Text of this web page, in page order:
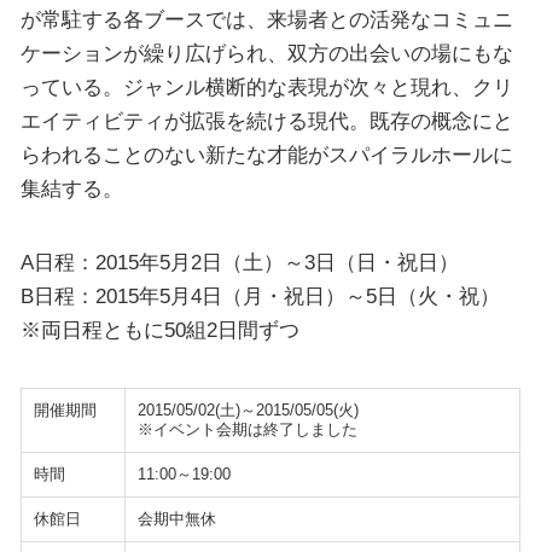
が常駐する各ブースでは、来場者との活発なコミュニ
ケーションが繰り広げられ、双方の出会いの場にもな
っている。ジャンル横断的な表現が次々と現れ、クリ
エイティビティが拡張を続ける現代。既存の概念にと
らわれることのない新たな才能がスパイラルホールに
集結する。
A日程：2015年5月2日（土）～3日（日・祝日）
B日程：2015年5月4日（月・祝日）～5日（火・祝）
※両日程ともに50組2日間ずつ
開催期間
2015/05/02(土)～2015/05/05(火)
※イベント会期は終了しました
時間 11:00～19:00
休館日 会期中無休